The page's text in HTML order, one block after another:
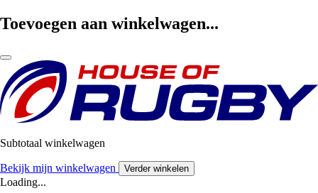
Toevoegen aan winkelwagen...
Subtotaal winkelwagen
Bekijk mijn winkelwagen Verder winkelen
Loading...